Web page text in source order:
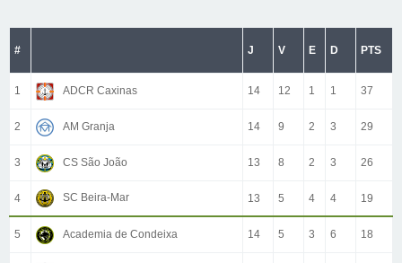
# J V E D PTS
1 ADCR Caxinas 14 12 1 1 37
2 AM Granja 14 9 2 3 29
3 CS São João 13 8 2 3 26
4 SC Beira-Mar 13 5 4 4 19
5 Academia de Condeixa 14 5 3 6 18